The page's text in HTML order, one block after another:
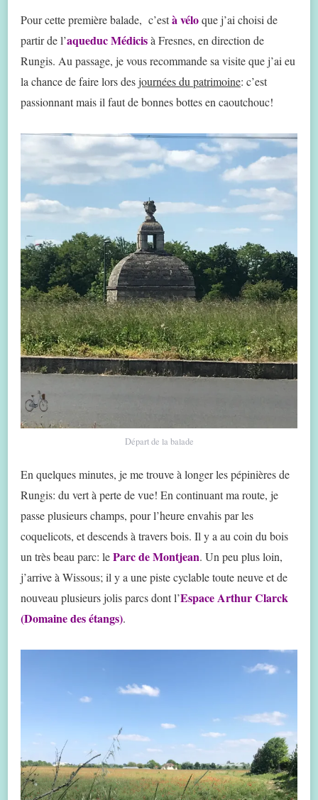
Pour cette première balade, c’està véloque j’ai choisi de
partir de l’aqueduc Médicisà Fresnes, en direction de
Rungis. Au passage, je vous recommande sa visite que j’ai eu
la chance de faire lors desjournées du patrimoine: c’est
passionnant mais il faut de bonnes bottes en caoutchouc!
Départ de la balade
En quelques minutes, je me trouve à longer les pépinières de
Rungis: du vert à perte de vue! En continuant ma route, je
passe plusieurs champs, pour l’heure envahis par les
coquelicots, et descends à travers bois. Il y a au coin du bois
un très beau parc: leParc de Montjean. Un peu plus loin,
j’arrive à Wissous; il y a une piste cyclable toute neuve et de
nouveau plusieurs jolis parcs dont l’Espace Arthur Clarck
(Domaine des étangs).